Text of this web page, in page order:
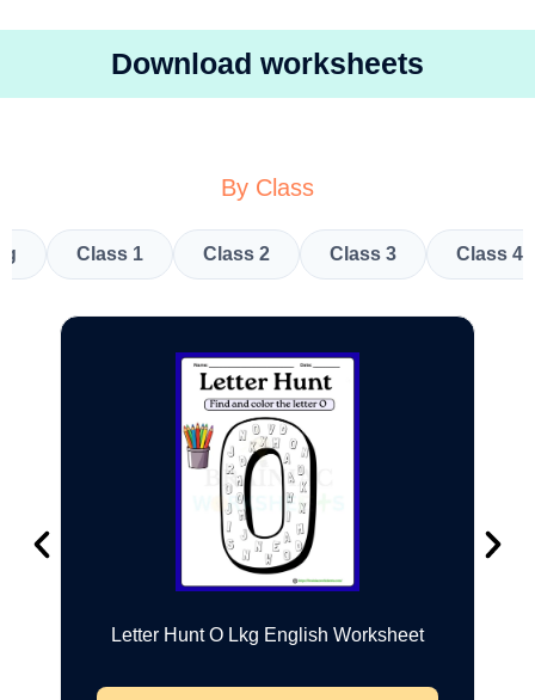
Download worksheets
By Class
Class 1 Class 2 Class 3 Class 4
Letter Hunt O Lkg English Worksheet